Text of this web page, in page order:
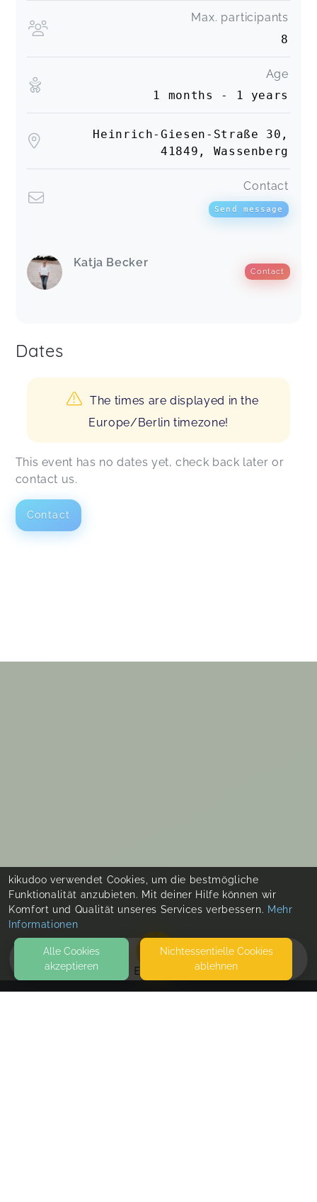
EVENTS
Max. participants
8
Age
1 months - 1 years
Heinrich-Giesen-Straße 30,
41849, Wassenberg
Contact
Send message
Katja Becker
Contact
Dates
The times are displayed in the
Europe/Berlin timezone!
This event has no dates yet, check back later or
contact us.
Contact
kikudoo verwendet Cookies, um die bestmögliche
Funktionalität anzubieten. Mit deiner Hilfe können wir
Komfort und Qualität unseres Services verbessern. Mehr
Informationen
Alle Cookies
akzeptieren
Nicht­essentielle Cookies
ablehnen